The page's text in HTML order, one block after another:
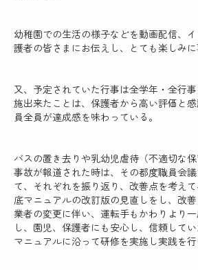
幼稚園での生活の様子などを動画配信、
護者の皆さまにお伝えし、とても楽しみに
又、予定されていた行事は全学年・全行
施出来たことは、保護者から高い評価と
員全員が達成感を味わっている。
バスの置き去りや乳幼児虐待（不適切な
事故が報道された時は、その都度職員会
て、それぞれを振り返り、改善点を考え
底マニュアルの改訂版の見直しをし、改
業者の変更に伴い、運転手もかわりより
し、園児、保護者にも安心し、信頼して
マニュアルに沿って研修を実施し実践を行